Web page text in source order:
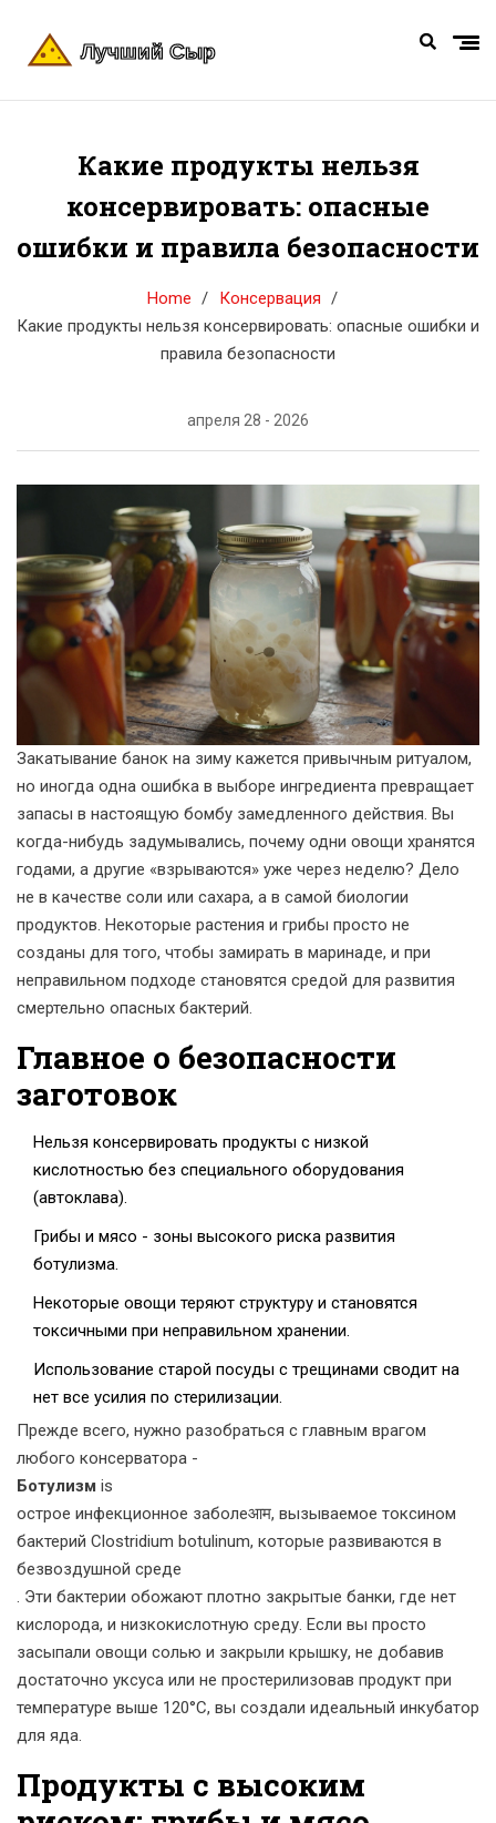
Какие продукты нельзя
консервировать: опасные
ошибки и правила безопасности
Home
Консервация
Какие продукты нельзя консервировать: опасные ошибки и
правила безопасности
апреля 28 - 2026
Закатывание банок на зиму кажется привычным ритуалом,
но иногда одна ошибка в выборе ингредиента превращает
запасы в настоящую бомбу замедленного действия. Вы
когда-нибудь задумывались, почему одни овощи хранятся
годами, а другие «взрываются» уже через неделю? Дело
не в качестве соли или сахара, а в самой биологии
продуктов. Некоторые растения и грибы просто не
созданы для того, чтобы замирать в маринаде, и при
неправильном подходе становятся средой для развития
смертельно опасных бактерий.
Главное о безопасности
заготовок
Нельзя консервировать продукты с низкой
кислотностью без специального оборудования
(автоклава).
Грибы и мясо - зоны высокого риска развития
ботулизма.
Некоторые овощи теряют структуру и становятся
токсичными при неправильном хранении.
Использование старой посуды с трещинами сводит на
нет все усилия по стерилизации.
Прежде всего, нужно разобраться с главным врагом
любого консерватора -
Ботулизм is
острое инфекционное заболеआम, вызываемое токсином
бактерий Clostridium botulinum, которые развиваются в
безвоздушной среде
. Эти бактерии обожают плотно закрытые банки, где нет
кислорода, и низкокислотную среду. Если вы просто
засыпали овощи солью и закрыли крышку, не добавив
достаточно уксуса или не простерилизовав продукт при
температуре выше 120°C, вы создали идеальный инкубатор
для яда.
Продукты с высоким